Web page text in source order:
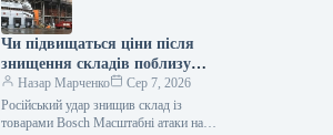
Чи підвищаться ціни після
знищення складів поблизу
Києва
Назар Марченко
Сер 7, 2026
Російський удар знищив склад із
товарами Bosch Масштабні атаки на